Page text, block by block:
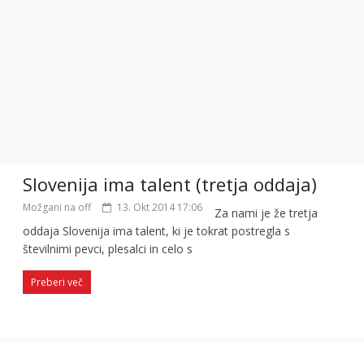
Slovenija ima talent (tretja oddaja)
Možgani na off 13. Okt 2014 17:06
Za nami je že tretja
oddaja Slovenija ima talent, ki je tokrat postregla s
številnimi pevci, plesalci in celo s
Preberi več